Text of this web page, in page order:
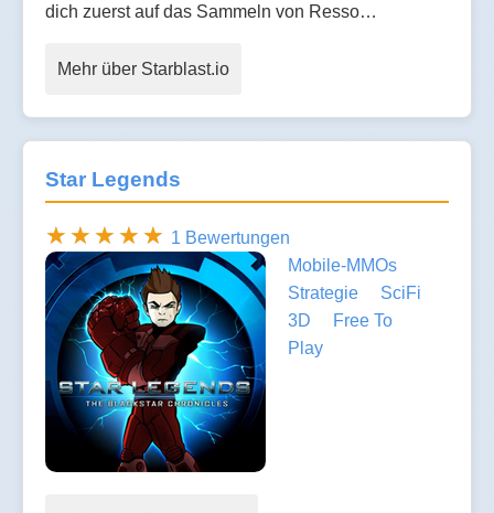
dich zuerst auf das Sammeln von Resso…
Mehr über Starblast.io
Star Legends
1 Bewertungen
Mobile-MMOs
Strategie
SciFi
3D
Free To
Play